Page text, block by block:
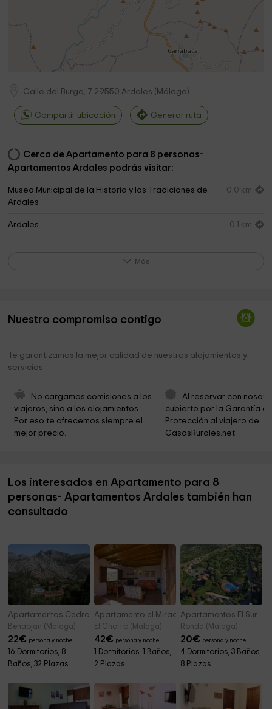
Calle del Burgo, 7 29550 Ardales ( Málaga)
Compartir ubicación Generar ruta
Cerca de Apartamento para 8 personas-
Apartamentos Ardales podrás visitar:
Museo Municipal de la Historia y las Tradiciones de
Ardales
0,0 km
Ardales 0,1 km
Centro De Interpretacion La Pena De Ardales 0,3 km
Iglesia Parroquial Nuestra Señora de los Remedios
Ermita Del Calvario 0,6 km
Caminito Del Rey 5,4 km
Finca Los Gamos
Ermita de Nuestra Señora de Villaverde
Caminito del Rey Malaga
Más
Nuestro compromiso contigo
Te garantizamos la mejor calidad de nuestros alojamientos y
servicios
No cargamos comisiones a los
viajeros, sino a los alojamientos.
Por eso te ofrecemos siempre el
mejor precio.
Al reservar con
cubierto por la Garantía
Protección al viajero de
CasasRurales.net
Los interesados en Apartamento para 8
personas- Apartamentos Ardales también han
consultado
Apartamentos Cedro Alto
Benaojan (Málaga)
22€ persona y noche
16 Dormitorios, 8
Baños, 32 Plazas
Apartamento el Mirador
El Chorro (Málaga)
42€ persona y noche
1 Dormitorios, 1 Baños,
2 Plazas
Apartamentos El Sur
Ronda (Málaga)
20€ persona y noche
4 Dormitorios, 3 Baños,
8 Plazas